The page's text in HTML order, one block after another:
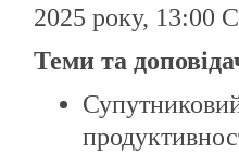
2025 року, 13:00
Теми та